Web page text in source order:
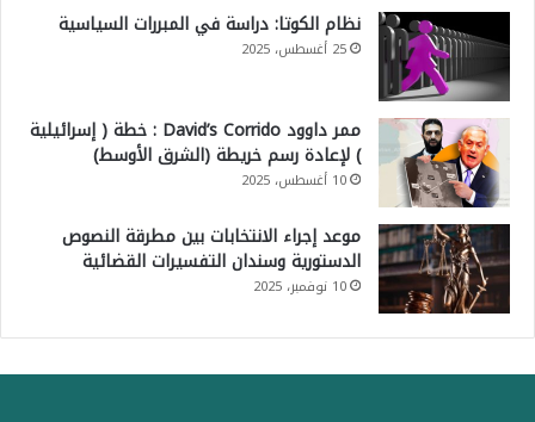
نظام الكوتا: دراسة في المبررات السياسية
25 أغسطس، 2025
ممر داوود David’s Corrido : خطة ( إسرائيلية
) لإعادة رسم خريطة (الشرق الأوسط)
10 أغسطس، 2025
موعد إجراء الانتخابات بين مطرقة النصوص
الدستورية وسندان التفسيرات القضائية
10 نوفمبر، 2025